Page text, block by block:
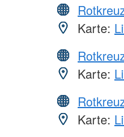
Karte:
Karte:
Karte: